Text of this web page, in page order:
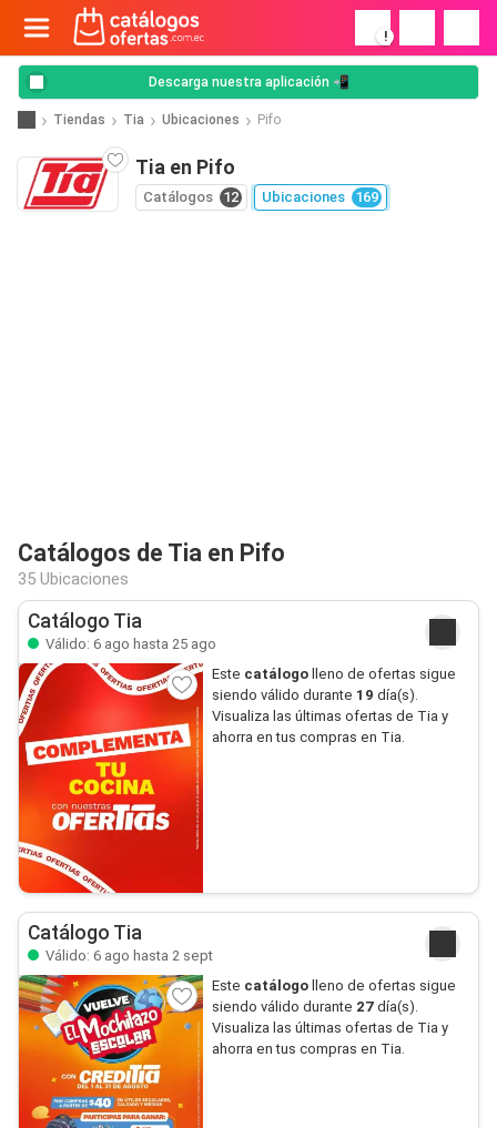
!
Descarga nuestra aplicación 📲
Tiendas Tia Ubicaciones Pifo
Tia en Pifo
Catálogos 12 Ubicaciones 169
Catálogos de Tia en Pifo
35 Ubicaciones
Catálogo Tia
Válido: 6 ago hasta 25 ago
Este catálogo lleno de ofertas sigue
siendo válido durante 19 día(s).
Visualiza las últimas ofertas de Tia y
ahorra en tus compras en Tia.
Catálogo Tia
Válido: 6 ago hasta 2 sept
Este catálogo lleno de ofertas sigue
siendo válido durante 27día(s).
Visualiza las últimas ofertas de Tia y
ahorra en tus compras en Tia.